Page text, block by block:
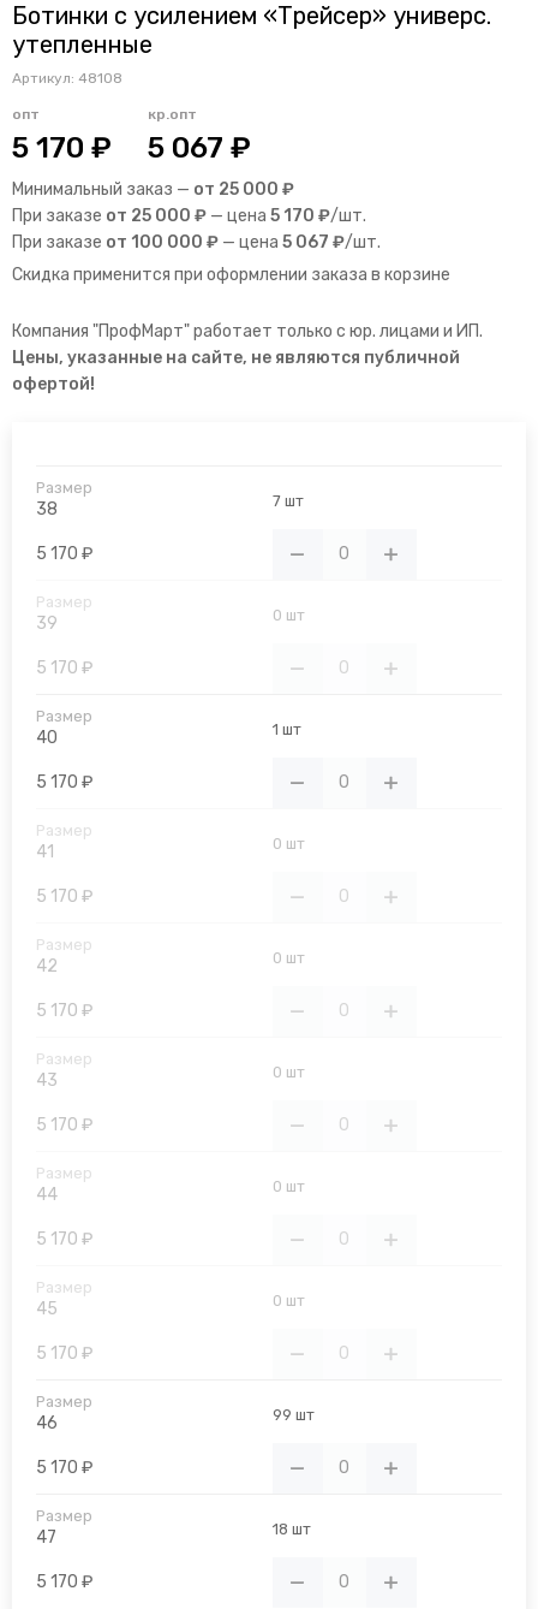
Ботинки с усилением «Трейсер» универс.
утепленные
Артикул: 48108
опт
5 170 ₽
кр.опт
5 067 ₽
Минимальный заказ — от 25 000 ₽
При заказе от 25 000 ₽ — цена 5 170 ₽/шт.
При заказе от 100 000 ₽ — цена 5 067 ₽/шт.
Скидка применится при оформлении заказа в корзине
Компания "ПрофМарт" работает только с юр. лицами и ИП.
Цены, указанные на сайте, не являются публичной
офертой!
38 7 шт
5 170 ₽
39 0 шт
5 170 ₽
40 1 шт
5 170 ₽
41 0 шт
5 170 ₽
42 0 шт
5 170 ₽
43 0 шт
5 170 ₽
44 0 шт
5 170 ₽
45 0 шт
5 170 ₽
46 99 шт
5 170 ₽
47 18 шт
5 170 ₽